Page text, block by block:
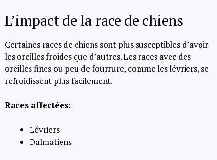
L’impact de la race de chiens
Certaines races de chiens sont plus susceptibles d’avoir
les oreilles froides que d’autres. Les races avec des
oreilles fines ou peu de fourrure, comme les lévriers, se
refroidissent plus facilement.
Races affectées:
Lévriers
Dalmatiens